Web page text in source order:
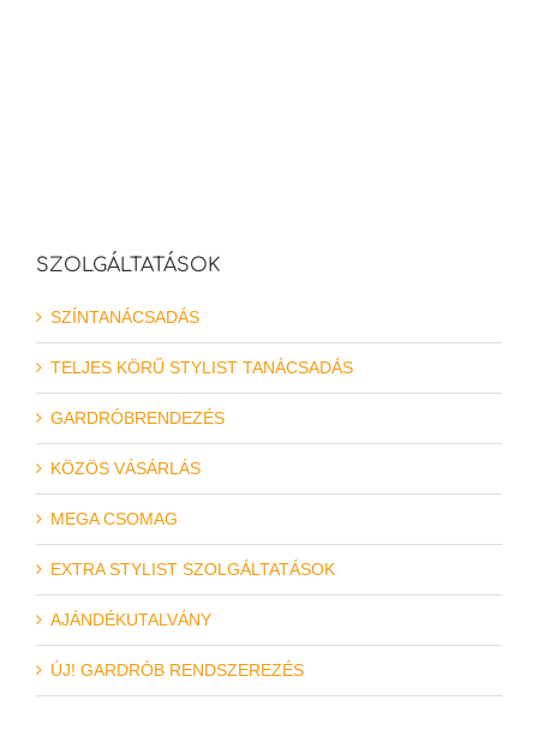
SZOLGÁLTATÁSOK
SZÍNTANÁCSADÁS
TELJES KÖRŰ STYLIST TANÁCSADÁS
GARDRÓBRENDEZÉS
KÖZÖS VÁSÁRLÁS
MEGA CSOMAG
EXTRA STYLIST SZOLGÁLTATÁSOK
AJÁNDÉKUTALVÁNY
ÚJ! GARDRÓB RENDSZEREZÉS